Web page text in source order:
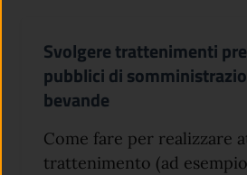
Svolgere trattenimenti
pubblici di
bevande
Come fare per realizzare
trattenimento (ad